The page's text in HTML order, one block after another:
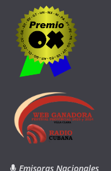
Emisoras Nacionales